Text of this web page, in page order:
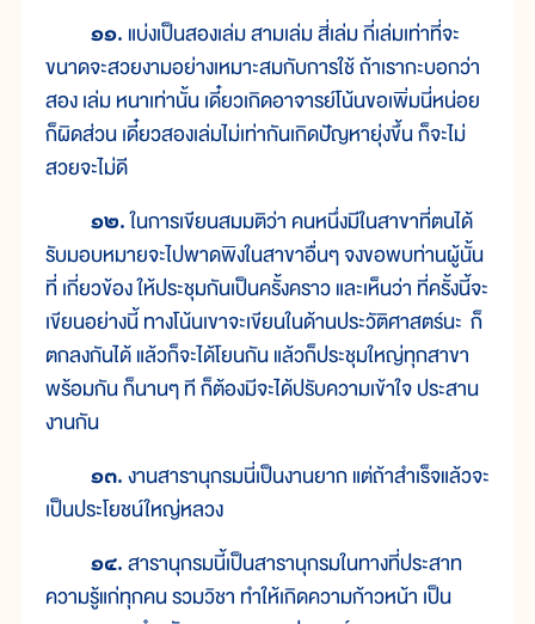
๑๑. แบ่งเป็นสองเล่ม สามเล่ม สี่เล่ม กี่เล่มเท่าที่จะ
ขนาดจะสวยงามอย่างเหมาะสมกับการใช้ ถ้าเรากะบอกว่า
สอง เล่ม หนาเท่านั้น เดี๋ยวเกิดอาจารย์โน้นขอเพิ่มนี่หน่อย
ก็ผิดส่วน เดี๋ยวสองเล่มไม่เท่ากันเกิดปัญหายุ่งขึ้น ก็จะไม่
สวยจะไม่ดี
๑๒.ในการเขียนสมมติว่า คนหนึ่งมีในสาขาที่ตนได้
รับมอบหมายจะไปพาดพิงในสาขาอื่นๆ จงขอพบท่านผู้นั้น
ที่ เกี่ยวข้อง ให้ประชุมกันเป็นครั้งคราว และเห็นว่า ที่ครั้งนี้จะ
เขียนอย่างนี้ ทางโน้นเขาจะเขียนในด้านประวัติศาสตร์นะ ก็
ตกลงกันได้ แล้วก็จะได้โยนกัน แล้วก็ประชุมใหญ่ทุกสาขา
พร้อมกัน ก็นานๆ ที ก็ต้องมีจะได้ปรับความเข้าใจ ประสาน
งานกัน
๑๓.งานสารานุกรมนี่เป็นงานยาก แต่ถ้าสำเร็จแล้วจะ
เป็นประโยชน์ใหญ่หลวง
๑๔.สารานุกรมนี้เป็นสารานุกรมในทางที่ประสาท
ความรู้แก่ทุกคน รวมวิชา ทำให้เกิดความก้าวหน้า เป็น